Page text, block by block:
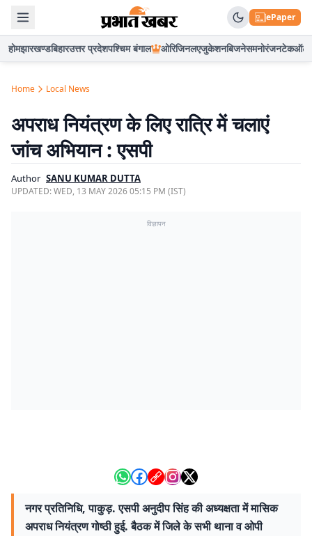
ePaper
होमझारखण्डबिहारउत्तर प्रदेशपश्चिम बंगाल ओरिजिनलएजुकेशनबिजनेसमनोरंजनटेकऑटो
Home Local News
अपराध नियंत्रण के लिए रात्रि में चलाएं
जांच अभियान : एसपी
Author SANU KUMAR DUTTA
UPDATED:WED, 13 MAY 2026 05:15 PM (IST)
विज्ञापन
नगर प्रतिनिधि, पाकुड़. एसपी अनुदीप सिंह की अध्यक्षता में मासिक
अपराध नियंत्रण गोष्ठी हुई. बैठक में जिले के सभी थाना व ओपी